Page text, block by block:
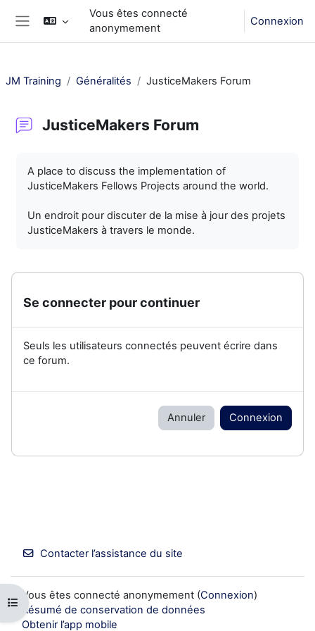
Passer au contenu principal
Panneau latéral
Vous êtes connecté
anonymement
Connexion
Ouvrir l’index du cours
JM Training Généralités JusticeMakers Forum
JusticeMakers Forum
A place to discuss the implementation of
JusticeMakers Fellows Projects around the world.
Un endroit pour discuter de la mise à jour des projets
JusticeMakers à travers le monde.
Se connecter pour continuer
Seuls les utilisateurs connectés peuvent écrire dans
ce forum.
Annuler Connexion
Contacter l’assistance du site
Vous êtes connecté anonymement (Connexion)
Résumé de conservation de données
Obtenir l’app mobile